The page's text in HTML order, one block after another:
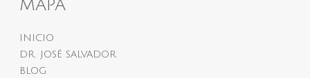
MAPA
INICIO
DR. JOSÉ SALVADOR
BLOG